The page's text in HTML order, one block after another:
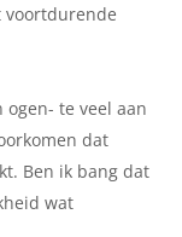
voortdurende
te veel aan
dat
Ben ik bang dat
wat